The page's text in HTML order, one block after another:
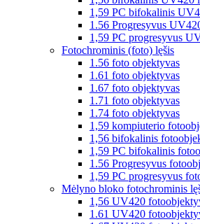
1,59 PC bifokalinis
1.56 Progresyvus
1,59 PC progresyvus
Fotochrominis (foto) lęšis
1.56 foto objektyvas
1.61 foto objektyvas
1.67 foto objektyvas
1.71 foto objektyvas
1.74 foto objektyvas
1,59 kompiuterio
1,56 bifokalinis
1,59 PC bifokalinis
1.56 Progresyvus
1,59 PC progresyvus
Mėlyno bloko fotochrominis
1,56 UV420
1.61 UV420